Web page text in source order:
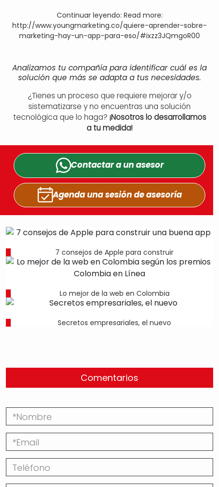
Continuar leyendo: Read more:
http://www.youngmarketing.co/quiere-aprender-sobre-
marketing-hay-un-app-para-eso/#ixzz3JQmgoR00
Analizamos tu compañía para identificar cuál es la
solución que más se adapta a tus necesidades.
¿Tienes un proceso que requiere mejorar y/o
sistematizarse y no encuentras una solución
tecnológica que lo haga? ¡Nosotros lo desarrollamos
a tu medida!
Contactar a unasesor
Agenda una sesiónde asesoría
7 consejos de Apple para construir
Lo mejor de la web en Colombia
Secretos empresariales, el nuevo
Comentarios